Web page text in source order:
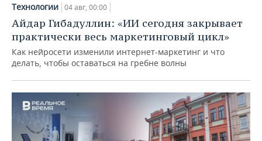
Технологии 04 авг, 00:00
Айдар Гибадуллин: «ИИ сегодня закрывает
практически весь маркетинговый цикл»
Как нейросети изменили интернет-маркетинг и что
делать, чтобы оставаться на гребне волны